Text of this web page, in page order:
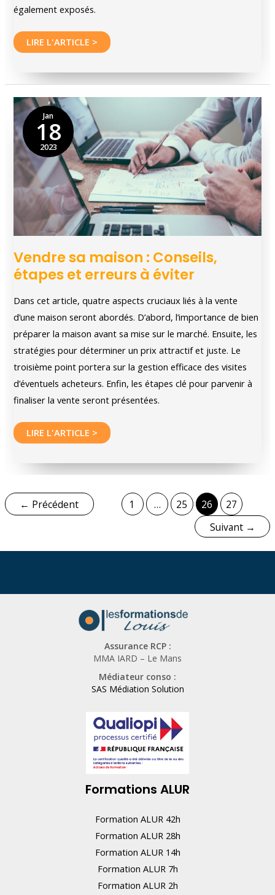
également exposés.
Réduire
consommation
avec
comparateur
gaz
LIRE L'ARTICLE >
Jan
18
2023
Vendre sa maison : Conseils,
étapes et erreurs à éviter
Dans cet article, quatre aspects cruciaux liés à la vente
d’une maison seront abordés. D’abord, l’importance de bien
préparer la maison avant sa mise sur le marché. Ensuite, les
stratégies pour déterminer un prix attractif et juste. Le
troisième point portera sur la gestion efficace des visites
d’éventuels acheteurs. Enfin, les étapes clé pour parvenir à
finaliser la vente seront présentées.
Vendre
maison
Conseils,
étapes
LIRE L'ARTICLE >
Pagination
d’article
← Précédent 1 … 25 26
27
Suivant →
Assurance RCP :
MMA IARD – Le Mans
Médiateur conso :
SAS Médiation Solution
Formations ALUR
Formation ALUR 42h
Formation ALUR 28h
Formation ALUR 14h
Formation ALUR 7h
Formation ALUR 2h